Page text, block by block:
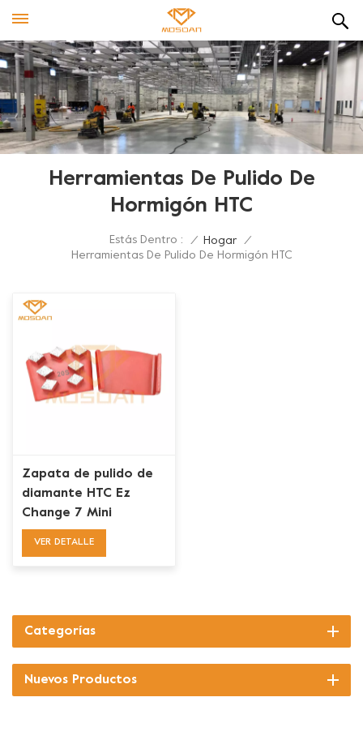
Herramientas De Pulido De
Hormigón HTC
Estás Dentro : / Hogar
/
Herramientas De Pulido De Hormigón HTC
Zapata de pulido de
diamante HTC Ez
Change 7 Mini
Rhombus para
VER DETALLE
Categorías
Nuevos Productos